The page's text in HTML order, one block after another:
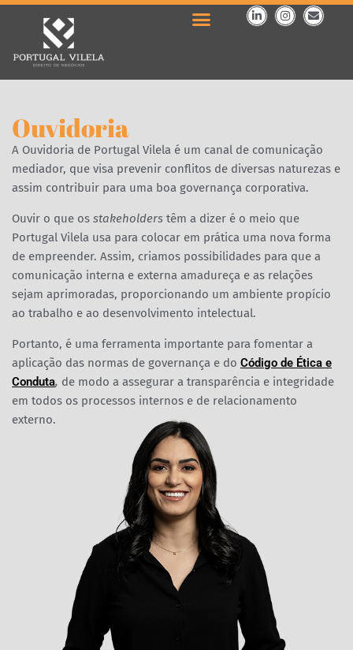
Ouvidoria
A Ouvidoria de Portugal Vilela é um canal de comunicação
mediador, que visa prevenir conflitos de diversas naturezas e
assim contribuir para uma boa governança corporativa.
Ouvir o que os stakeholders têm a dizer é o meio que
Portugal Vilela usa para colocar em prática uma nova forma
de empreender. Assim, criamos possibilidades para que a
comunicação interna e externa amadureça e as relações
sejam aprimoradas, proporcionando um ambiente propício
ao trabalho e ao desenvolvimento intelectual.
Portanto, é uma ferramenta importante para fomentar a
aplicação das normas de governança e do Código de Ética e
Conduta, de modo a assegurar a transparência e integridade
em todos os processos internos e de relacionamento
externo.